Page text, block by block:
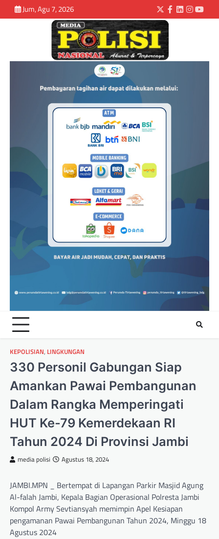
Jum, Agu 7, 2026
KEPOLISIAN, LINGKUNGAN
330 Personil Gabungan Siap
Amankan Pawai Pembangunan
Dalam Rangka Memperingati
HUT Ke-79 Kemerdekaan RI
Tahun 2024 Di Provinsi Jambi
media polisi Agustus 18, 2024
JAMBI.MPN _ Bertempat di Lapangan Parkir Masjid Agung
Al-falah Jambi, Kepala Bagian Operasional Polresta Jambi
Kompol Army Sevtiansyah memimpin Apel Kesiapan
pengamanan Pawai Pembangunan Tahun 2024, Minggu 18
Agustus 2024